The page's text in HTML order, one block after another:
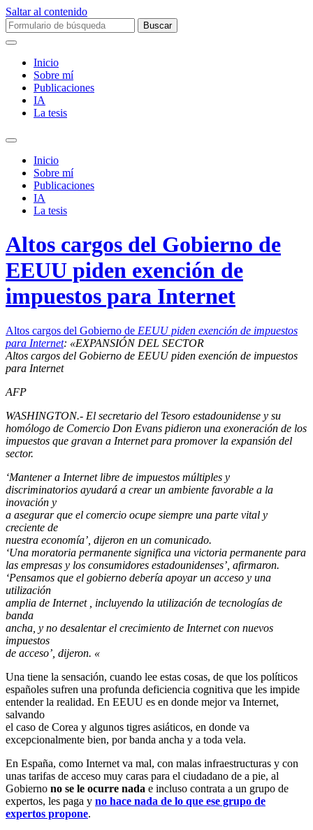
Saltar al contenido
Buscar:
Inicio
Sobre mí­
Publicaciones
IA
La tesis
Alternar
campo
búsqueda
Inicio
Sobre mí­
Publicaciones
IA
La tesis
Altos cargos del Gobierno de
EEUU piden exención de
impuestos para Internet
Altos cargos del Gobierno de EEUU piden exención de impuestos
para Internet: «EXPANSIÓN DEL SECTOR
Altos cargos del Gobierno de EEUU piden exención de impuestos
para Internet
AFP
WASHINGTON.- El secretario del Tesoro estadounidense y su
homólogo de Comercio Don Evans pidieron una exoneración de los
impuestos que gravan a Internet para promover la expansión del
sector.
‘Mantener a Internet libre de impuestos múltiples y
discriminatorios ayudará a crear un ambiente favorable a la
inovación y
a asegurar que el comercio ocupe siempre una parte vital y
creciente de
nuestra economía’, dijeron en un comunicado.
‘Una moratoria permanente significa una victoria permanente para
las empresas y los consumidores estadounidenses’, afirmaron.
‘Pensamos que el gobierno debería apoyar un acceso y una
utilización
amplia de Internet , incluyendo la utilización de tecnologías de
banda
ancha, y no desalentar el crecimiento de Internet con nuevos
impuestos
de acceso’, dijeron. «
Una tiene la sensación, cuando lee estas cosas, de que los políticos
españoles sufren una profunda deficiencia cognitiva que les impide
entender la realidad. En EEUU es en donde mejor va Internet,
salvando
el caso de Corea y algunos tigres asiáticos, en donde va
excepcionalmente bien, por banda ancha y a toda vela.
En España, como Internet va mal, con malas infraestructuras y con
unas tarifas de acceso muy caras para el ciudadano de a pie, al
Gobierno no se le ocurre nada e incluso contrata a un grupo de
expertos, les paga y no hace nada de lo que ese grupo de
expertos propone.